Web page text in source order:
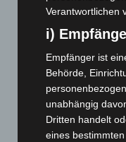
Juni 2024
(107)
Mai 2024(149)
April 2024(102)
März 2024(103)
Februar 2024
(103)
Verantwortlichen
i)
Empfänger ist
Behörde,
unabhängig
Dritten handelt
eines